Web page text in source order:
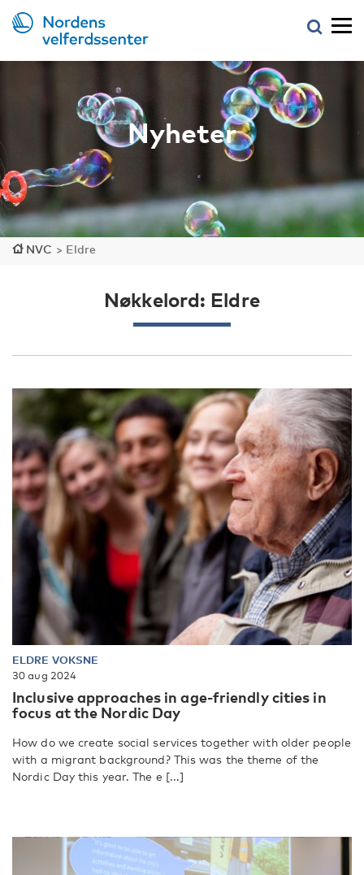
Nyheter
NVC > Eldre
Nøkkelord: Eldre
ELDRE VOKSNE
30 aug 2024
Inclusive approaches in age-friendly cities in
focus at the Nordic Day
How do we create social services together with older people
with a migrant background? This was the theme of the
Nordic Day this year. The e [...]